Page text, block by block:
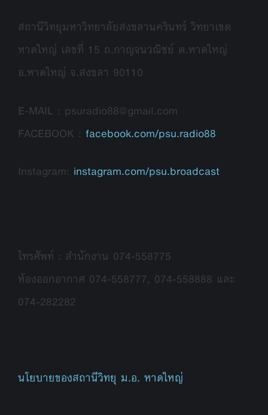
สถานีวิทยุมหาวิทยาลัยสงขลานครินทร์ วิทยาเขต
หาดใหญ่ เลขที่ 15 ถ.กาญจนวณิชย์ ต.หาดใหญ่
อ.หาดใหญ่ จ.สงขลา 90110
E-MAIL : psuradio88@gmail.com
FACEBOOK : facebook.com/psu.radio88
Instagram: instagram.com/psu.broadcast
โทรศัพท์ : สำนักงาน 074-558775
ห้องออกอากาศ 074-558777, 074-558888 และ
074-282282
นโยบายของสถานีวิทยุ ม.อ. หาดใหญ่